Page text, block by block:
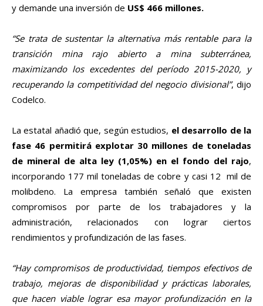
y demande una inversión de US$ 466 millones.
“Se trata de sustentar la alternativa más rentable para la
transición mina rajo abierto a mina subterránea,
maximizando los excedentes del período 2015-2020, y
recuperando la competitividad del negocio divisional”, dijo
Codelco.
La estatal añadió que, según estudios, el desarrollo de la
fase 46 permitirá explotar 30 millones de toneladas
de mineral de alta ley (1,05%) en el fondo del rajo,
incorporando 177 mil toneladas de cobre y casi 12 mil de
molibdeno. La empresa también señaló que existen
compromisos por parte de los trabajadores y la
administración, relacionados con lograr ciertos
rendimientos y profundización de las fases.
“Hay compromisos de productividad, tiempos efectivos de
trabajo, mejoras de disponibilidad y prácticas laborales,
que hacen viable lograr esa mayor profundización en la